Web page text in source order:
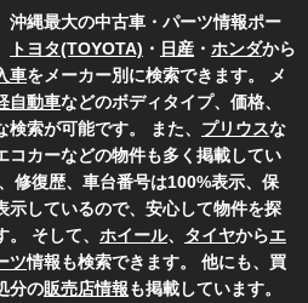
沖縄最大の中古車・パーツ情報ポー
トヨタ(TOYOTA) ・ 日産 ・ ホンダから
車をメーカー別に検索できます。 メ
自動車などのボディタイプ、価格、
索が可能です。 また、 プリウスな
コカーなどの物件も多く掲載してい
修復歴、車台番号は100%表示、保
示しているので、安心して物件を探
そして、 ホイール、 タイヤからエ
ツ情報も検索できます。 他にも、買
分の販売店情報も掲載しています。